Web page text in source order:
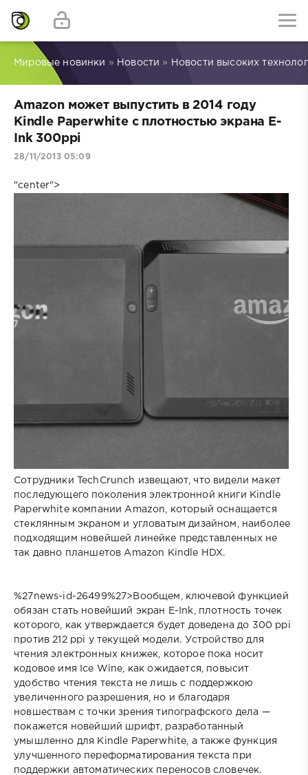
Мировые новинки » Новости » Новости высоких
Amazon может выпустить в 2014 году
Kindle Paperwhite с плотностью экрана E-
Ink 300ppi
28/11/2013 05:09
"center">
Сотрудники TechCrunch извещают, что видели макет
последующего поколения электронной книги Kindle
Paperwhite компании Amazon, который оснащается
стеклянным экраном и угловатым дизайном, наиболее
подходящим новейшей линейке представленных не
так давно планшетов Amazon Kindle HDX.
%27news-id-26499%27>Вообщем, ключевой функцией
обязан стать новейший экран E-Ink, плотность точек
которого, как утверждается будет доведена до 300 ppi
против 212 ppi у текущей модели. Устройство для
чтения электронных книжек, которое пока носит
кодовое имя Ice Wine, как ожидается, повысит
удобство чтения текста не лишь с поддержкою
увеличенного разрешения, но и благодаря
новшествам с точки зрения типографского дела —
покажется новейший шрифт, разработанный
умышленно для Kindle Paperwhite, а также функция
улучшенного переформатирования текста при
поддержки автоматических переносов словечек.